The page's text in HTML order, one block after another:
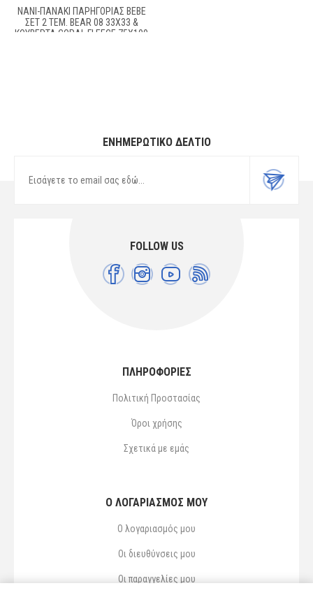
ΝΆΝΙ-ΠΑΝΆΚΙ ΠΑΡΗΓΟΡΙΆΣ BEBE
ΣΕΤ 2 ΤΕΜ. BEAR 08 33X33 &
ΚΟΥΒΈΡΤΑ CORAL FLEECE 75X100
ΕΝΗΜΕΡΩΤΙΚΌ ΔΕΛΤΊΟ
FOLLOW US
ΠΛΗΡΟΦΟΡΙΕΣ
Πολιτική Προστασίας
Όροι χρήσης
Σχετικά με εμάς
Ο ΛΟΓΑΡΙΑΣΜΌΣ ΜΟΥ
Ο λογαριασμός μου
Οι διευθύνσεις μου
Οι παραγγελίες μου